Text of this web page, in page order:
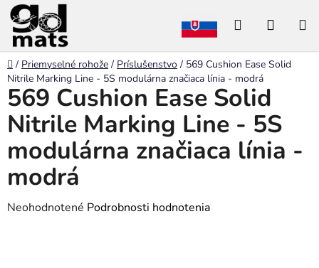
Prejsť
na
obsah
Hľadať
Domov
/ Priemyselné rohože / Príslušenstvo / 569 Cushion Ease Solid
Nitrile Marking Line - 5S modulárna značiaca línia - modrá
569 Cushion Ease Solid
Nitrile Marking Line - 5S
modulárna značiaca línia -
modrá
Priemerné
Neohodnotené Podrobnosti hodnotenia